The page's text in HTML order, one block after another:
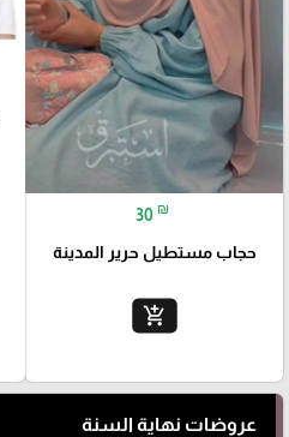
30 ₪
حجاب مستطيل حرير المدينة
add_shopping_cart
عروضات نهاية السنة